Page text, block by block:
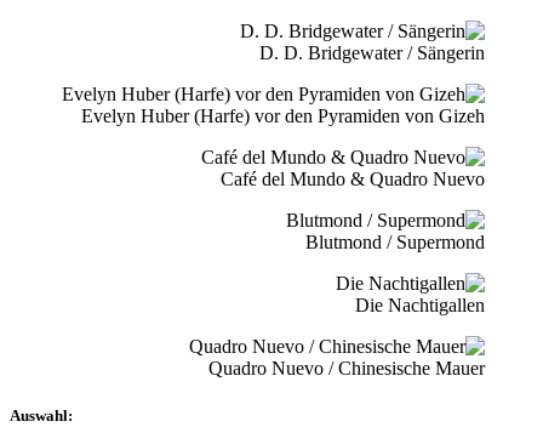
D. D. Bridgewater / Sängerin
Evelyn Huber (Harfe) vor den Pyramiden von Gizeh
Café del Mundo & Quadro Nuevo
Blutmond / Supermond
Die Nachtigallen
Quadro Nuevo / Chinesische Mauer
Auswahl: